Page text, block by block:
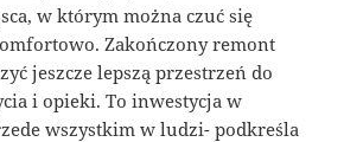
w którym można czuć się
Zakończony remont
jeszcze lepszą przestrzeń do
i opieki. To inwestycja w
wszystkim w ludzi- podkreśla